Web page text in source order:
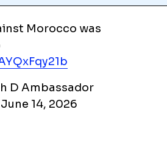
Morocco was
D Ambassador
June 14, 2026